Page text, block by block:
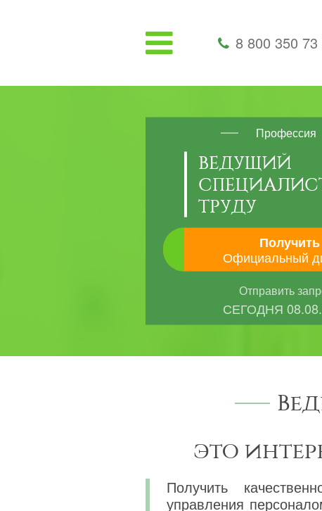
8 800 350 73
Профессия
ВЕДУЩИЙ
ТРУДУ
Получить
Официальный
Отправить
СЕГОДНЯ
это
Получить
управления